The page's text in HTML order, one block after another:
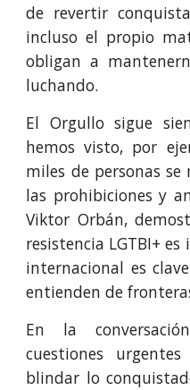
de revertir
incluso el propio
obligan a
luchando.
El Orgullo sigue
hemos visto, por
miles de personas
las prohibiciones y
Viktor Orbán,
resistencia LGTBI+
internacional es
entienden de
En la
cuestiones
blindar lo